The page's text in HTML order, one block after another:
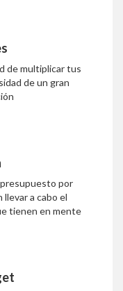
de multiplicar tus
de un gran
por
a cabo el
tienen en mente